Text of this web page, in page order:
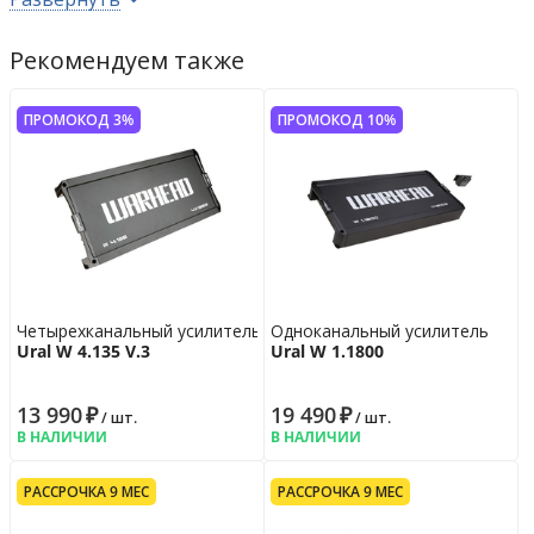
Выносной регулятор уровня
Цвет усилителя
мм
Гарантийная политика
Возврат
14 дн.
Гарантия
24 мес.
Рекомендуем также
ПРОМОКОД 3%
Четырехканальный усилитель
Ural W 4.135 V.3
13 990₽/ шт.
В НАЛИЧИИ
ПРОМОКОД 10%
Одноканальный усилитель
Ural W 1.1800
19 490₽/ шт.
В НАЛИЧИИ
РАССРОЧКА 9 МЕС РАССРОЧКА 9 МЕС